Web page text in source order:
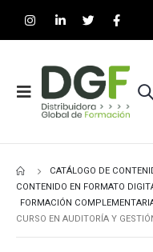
CATÁLOGO DE
CONTENIDO EN FORMATO
FORMACIÓN
CURSO EN AUDITORÍA Y